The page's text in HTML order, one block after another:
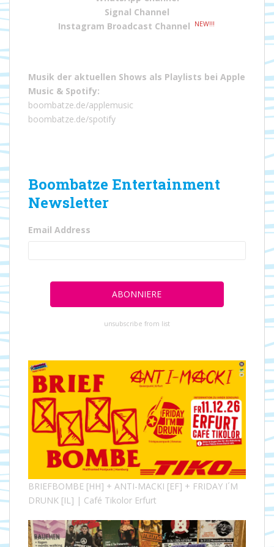
Signal Channel
Instagram Broadcast Channel
NEW!!!
Musik der aktuellen Shows als Playlists bei Apple
Music & Spotify:
boombatze.de/applemusic
boombatze.de/spotify
Boombatze Entertainment
Newsletter
Email Address
unsubscribe from list
BRIEFBOMBE [HH] + ANTI-MACKI [EF] + FRIDAY I´M
DRUNK [IL] | Café Tikolor Erfurt